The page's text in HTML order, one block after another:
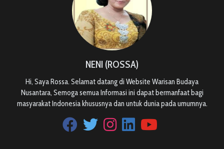
NENI (ROSSA)
Hi, Saya Rossa. Selamat datang di Website Warisan Budaya
Nusantara, Semoga semua Informasi ini dapat bermanfaat bagi
masyarakat Indonesia khususnya dan untuk dunia pada umumnya.